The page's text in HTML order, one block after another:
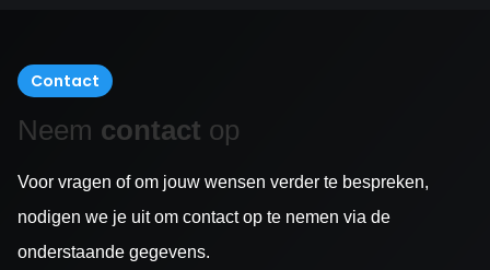
Contact
Neem contact op
Voor vragen of om jouw wensen verder te bespreken,
nodigen we je uit om contact op te nemen via de
onderstaande gegevens.